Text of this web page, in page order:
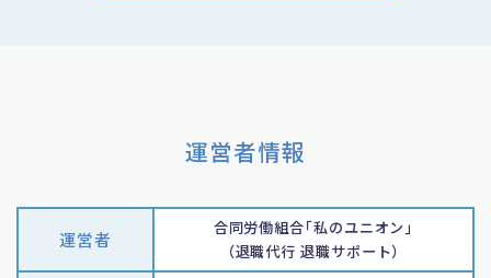
運営者情報
運営者
合同労働組合｢私のユニオン｣
（退職代行 退職サポート）